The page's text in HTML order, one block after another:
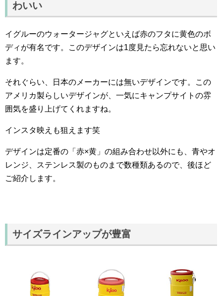
わいい
イグルーのウォータージャグといえば赤のフタに黄色のボ
ディが有名です。このデザインは1度見たら忘れないと思い
ます。
それぐらい、日本のメーカーには無いデザインです。この
アメリカ製らしいデザインが、一気にキャンプサイトの雰
囲気を盛り上げてくれますね。
インスタ映えも狙えます笑
デザインは定番の「赤×黄」の組み合わせ以外にも、青やオ
レンジ、ステンレス製のものまで数種類あるので、後ほど
ご紹介します。
サイズラインアップが豊富